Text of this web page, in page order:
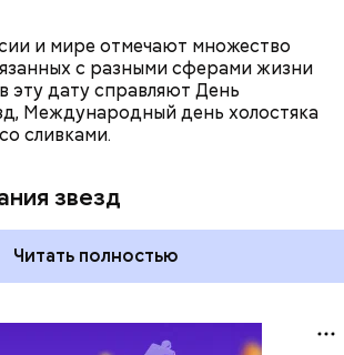
и мире отмечают множество
с разными сферами жизни
эту дату справляют День
Международный день холостяка
сливками.
звезд
Читать полностью